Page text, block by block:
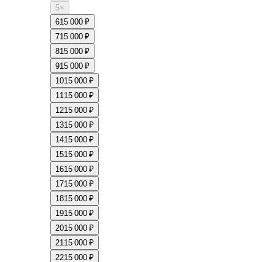
5×
615 000 ₽
715 000 ₽
815 000 ₽
915 000 ₽
1015 000 ₽
1115 000 ₽
1215 000 ₽
1315 000 ₽
1415 000 ₽
1515 000 ₽
1615 000 ₽
1715 000 ₽
1815 000 ₽
1915 000 ₽
2015 000 ₽
2115 000 ₽
2215 000 ₽